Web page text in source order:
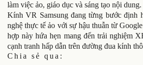
làm việc ảo, giáo dục và sáng tạo nội dung.
Kính VR Samsung đang từng bước định
nghệ thực tế ảo với sự hậu thuẫn từ
hợp này hứa hẹn mang đến trải nghiệm
cạnh tranh hấp dẫn trên đường đua kính
Chia sẻ qua: